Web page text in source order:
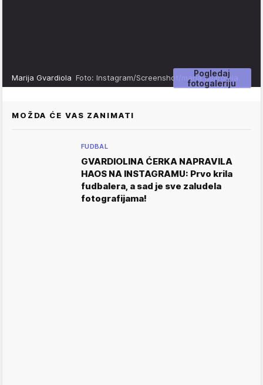
Pogledaj
fotogaleriju
Marija Gvardiola Foto: Instagram/Screenshot/maria.guardiola
MOŽDA ĆE VAS ZANIMATI
FUDBAL
GVARDIOLINA ĆERKA NAPRAVILA
HAOS NA INSTAGRAMU: Prvo krila
fudbalera, a sad je sve zaludela
fotografijama!